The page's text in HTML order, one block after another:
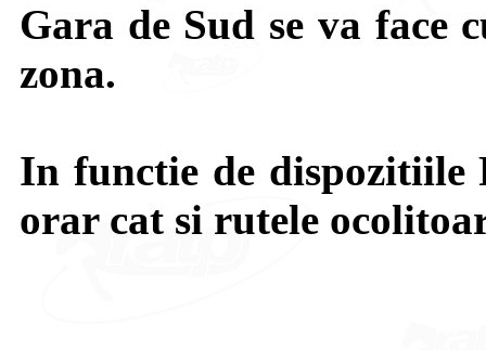
Gara de Sud se va face
zona.
In functie de
orar cat si rutele